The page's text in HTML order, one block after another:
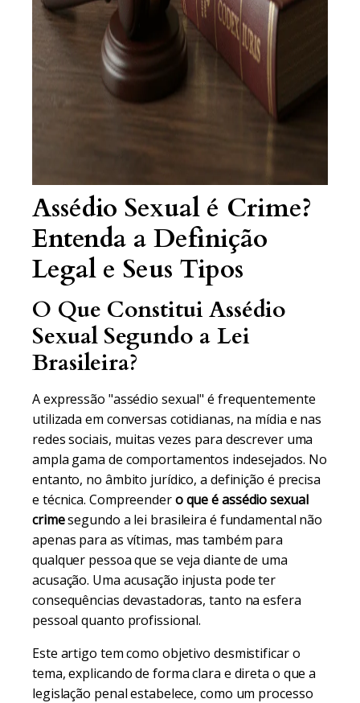
Assédio Sexual é Crime?
Entenda a Definição
Legal e Seus Tipos
O Que Constitui Assédio
Sexual Segundo a Lei
Brasileira?
A expressão "assédio sexual" é frequentemente
utilizada em conversas cotidianas, na mídia e nas
redes sociais, muitas vezes para descrever uma
ampla gama de comportamentos indesejados. No
entanto, no âmbito jurídico, a definição é precisa
e técnica. Compreendero que é assédio sexual
crimesegundo a lei brasileira é fundamental não
apenas para as vítimas, mas também para
qualquer pessoa que se veja diante de uma
acusação. Uma acusação injusta pode ter
consequências devastadoras, tanto na esfera
pessoal quanto profissional.
Este artigo tem como objetivo desmistificar o
tema, explicando de forma clara e direta o que a
legislação penal estabelece, como um processo